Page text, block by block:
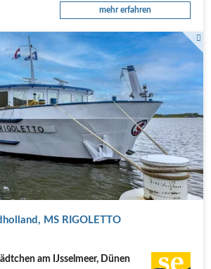
mehr erfahren
am Kai
MS RIGOLETTO
am IJsselmeer, Dünen